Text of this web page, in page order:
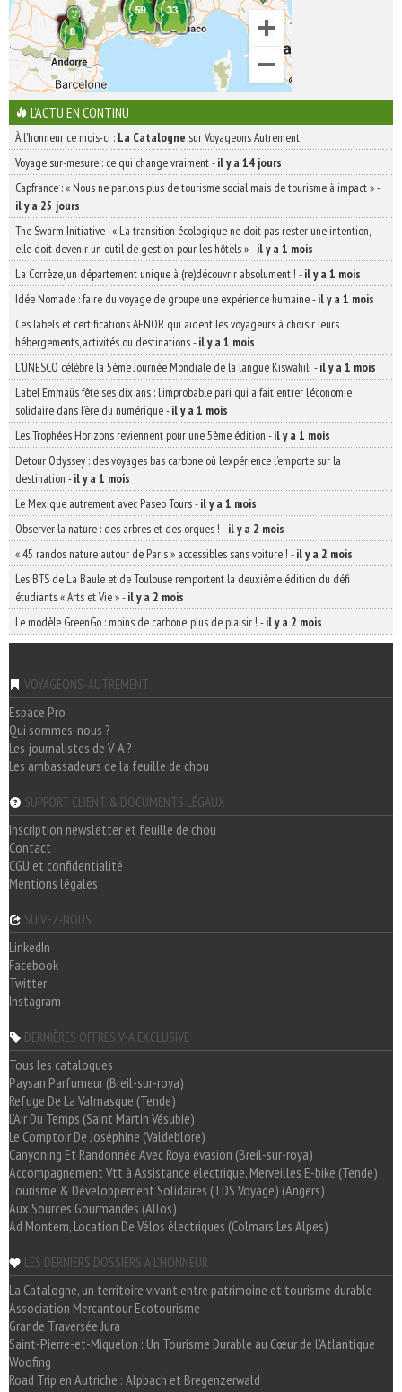
L'ACTU EN CONTINU
À l'honneur ce mois-ci : La Catalogne sur Voyageons Autrement
Voyage sur-mesure : ce qui change vraiment-il y a 14 jours
Capfrance : « Nous ne parlons plus de tourisme social mais de tourisme à impact »-
il y a 25 jours
The Swarm Initiative : « La transition écologique ne doit pas rester une intention,
elle doit devenir un outil de gestion pour les hôtels »-il y a 1 mois
La Corrèze, un département unique à (re)découvrir absolument ! -il y a 1 mois
Idée Nomade : faire du voyage de groupe une expérience humaine-il y a 1 mois
Ces labels et certifications AFNOR qui aident les voyageurs à choisir leurs
hébergements, activités ou destinations-il y a 1 mois
L’UNESCO célèbre la 5ème Journée Mondiale de la langue Kiswahili -il y a 1 mois
Label Emmaüs fête ses dix ans : l’improbable pari qui a fait entrer l’économie
solidaire dans l’ère du numérique-il y a 1 mois
Les Trophées Horizons reviennent pour une 5ème édition -il y a 1 mois
Detour Odyssey : des voyages bas carbone où l’expérience l’emporte sur la
destination -il y a 1 mois
Le Mexique autrement avec Paseo Tours-il y a 1 mois
Observer la nature : des arbres et des orques ! -il y a 2 mois
« 45 randos nature autour de Paris » accessibles sans voiture ! -il y a 2 mois
Les BTS de La Baule et de Toulouse remportent la deuxième édition du défi
étudiants « Arts et Vie »-il y a 2 mois
Le modèle GreenGo : moins de carbone, plus de plaisir ! -il y a 2 mois
VOYAGEONS-AUTREMENT
Espace Pro
Qui sommes-nous ?
Les journalistes de V-A ?
Les ambassadeurs de la feuille de chou
SUPPORT CLIENT & DOCUMENTS LÉGAUX
Inscription newsletter et feuille de chou
Contact
CGU et confidentialité
Mentions légales
SUIVEZ-NOUS
LinkedIn
Facebook
Twitter
Instagram
DERNIÈRES OFFRES V-A EXCLUSIVE
Tous les catalogues
Paysan Parfumeur (Breil-sur-roya)
Refuge De La Valmasque (Tende)
L'Air Du Temps (Saint Martin Vésubie)
Le Comptoir De Joséphine (Valdeblore)
Canyoning Et Randonnée Avec Roya évasion (Breil-sur-roya)
Accompagnement Vtt à Assistance électrique, Merveilles E-bike (Tende)
Tourisme & Développement Solidaires (TDS Voyage) (Angers)
Aux Sources Gourmandes (Allos)
Ad Montem, Location De Vélos électriques (Colmars Les Alpes)
LES DERNIERS DOSSIERS A L'HONNEUR
La Catalogne, un territoire vivant entre patrimoine et tourisme durable
Association Mercantour Ecotourisme
Grande Traversée Jura
Saint-Pierre-et-Miquelon : Un Tourisme Durable au Cœur de l'Atlantique
Woofing
Road Trip en Autriche : Alpbach et Bregenzerwald